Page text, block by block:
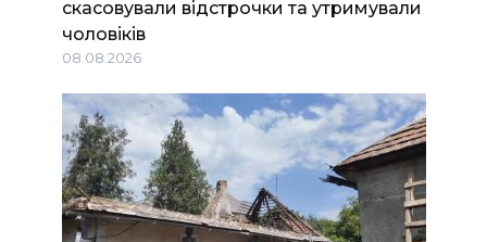
скасовували відстрочки та утримували
чоловіків
08.08.2026